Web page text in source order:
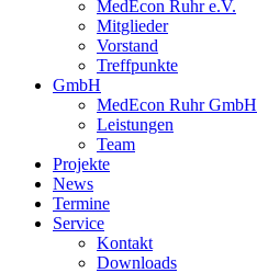
MedEcon Ruhr e.V.
Mitglieder
Vorstand
Treffpunkte
GmbH
MedEcon Ruhr GmbH
Leistungen
Team
Projekte
News
Termine
Service
Kontakt
Downloads